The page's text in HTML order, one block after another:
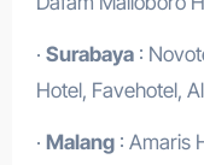
· Surabaya:
Hotel, Favehotel,
· Malang: Amaris